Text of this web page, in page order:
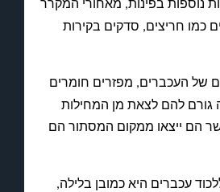
נוספות בפינות, מאחורי המקרר
כמו חריצים, סדקים בקירות
של העכברים, מפזרים חומרים
גורם להם לצאת מן המחילות
הם ייצאו ממקום המסתור הם
עכברים היא כמובן בלילה,